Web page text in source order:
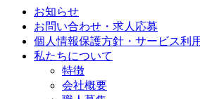
お知らせ
お問い合わせ・求人応募
個人情報保護方針・サービス利
私たちについて
特徴
会社概要